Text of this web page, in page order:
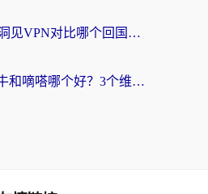
ChickCN VPN和洞见VPN对比哪个回国效果更好？海外党亲测3款加速器+避坑指南
海外党必看：斧牛和嘀嗒哪个好？3个维度教你选对回国加速器